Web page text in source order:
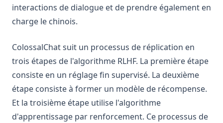
interactions de dialogue et de prendre également en
charge le chinois.
ColossalChat suit un processus de réplication en
trois étapes de l'algorithme RLHF. La première étape
consiste en un réglage fin supervisé. La deuxième
étape consiste à former un modèle de récompense.
Et la troisième étape utilise l'algorithme
d'apprentissage par renforcement. Ce processus de